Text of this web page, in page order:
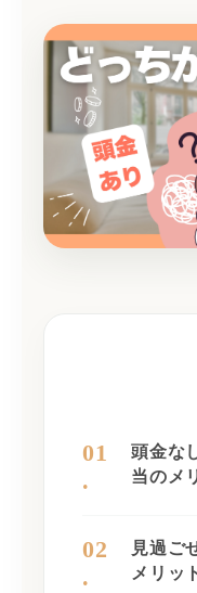
01
.
頭金な
当のメ
02
.
見過ご
メリッ